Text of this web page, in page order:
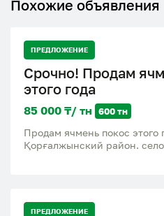
Похожие объявления
ПРЕДЛОЖЕНИЕ
Срочно! Продам
этого года
85 000 ₸/ тн 600 тн
Продам ячмень покос этого
Қорғалжынский район.
ПРЕДЛОЖЕНИЕ